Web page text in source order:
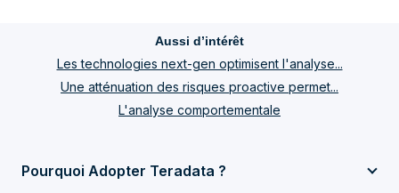
Aussi d’intérêt
Les technologies next-gen optimisent l'analyse...
Une atténuation des risques proactive permet...
L'analyse comportementale
Pourquoi Adopter Teradata ?